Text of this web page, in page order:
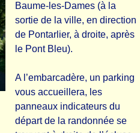
Baume-les-Dames (à la
sortie de la ville, en direction
de Pontarlier, à droite, après
le Pont Bleu).
A l’embarcadère, un parking
vous accueillera, les
panneaux indicateurs du
départ de la randonnée se